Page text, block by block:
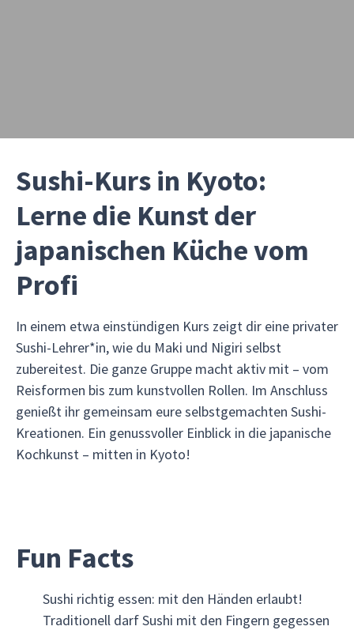
Sushi-Kurs in Kyoto:
Lerne die Kunst der
japanischen Küche vom
Profi
In einem etwa einstündigen Kurs zeigt dir eine privater
Sushi-Lehrer*in, wie du Maki und Nigiri selbst
zubereitest. Die ganze Gruppe macht aktiv mit – vom
Reisformen bis zum kunstvollen Rollen. Im Anschluss
genießt ihr gemeinsam eure selbstgemachten Sushi-
Kreationen. Ein genussvoller Einblick in die japanische
Kochkunst – mitten in Kyoto!
Fun Facts
Sushi richtig essen: mit den Händen erlaubt!
Traditionell darf Sushi mit den Fingern gegessen